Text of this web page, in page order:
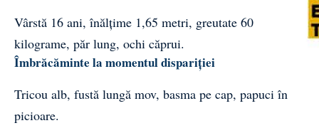
Vârstă 16 ani, înălțime 1,65 metri, greutate 60
kilograme, păr lung, ochi căprui.
Îmbrăcăminte la momentul dispariției
Tricou alb, fustă lungă mov, basma pe cap, papuci în
picioare.